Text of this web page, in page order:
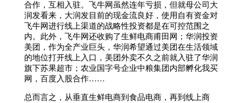
合作，互相入驻。飞牛网虽然连年亏损，但就母公司大
润发看来，大润发目前的现金流良好，使用自有资金对
飞牛网进行线上渠道的战略性投资都是在可控范围之
内。此外，飞牛网还收购了生鲜电商甫田网；华润投资
美团，作为全产业巨头，华润希望通过美团在生活领域
的地位打开线上入口，美团外卖不久之前就入驻了华润
旗下苏果超市；农业国字号企业中粮集团内部孵化我买
网，百度入股合作……
总而言之，从垂直生鲜电商到食品电商，再到线上商